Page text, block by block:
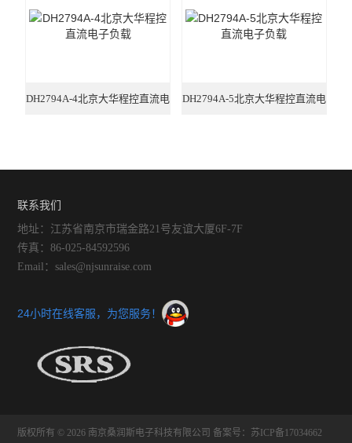
DH2794A-4北京大华程控直流电 DH2794A-5北京大华程控直流电
联系我们
地址：江苏省南京市瑞金路21号友谊大厦6F-7F
传真：86-025-84592596
Email：sales@njsunraise.com
24小时在线客服，为您服务！
版权所有 © 2026 南京桑润斯电子科技有限公司 备案号：苏ICP备17034662